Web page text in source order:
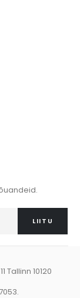
LIITU
Tallinn 10120